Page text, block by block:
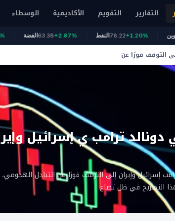
التقارير التقويم الأكاديمية الوسطاء
الفضة63.38+2.87% النفط78.22+1.20% بيتكوين
التوقف فورًا عن
دونالد ترامب ي إسرائيل
إسرائيل وإيران إلى التوقف فورًا عن التبادل
هذا التصريح في ظل تصاع